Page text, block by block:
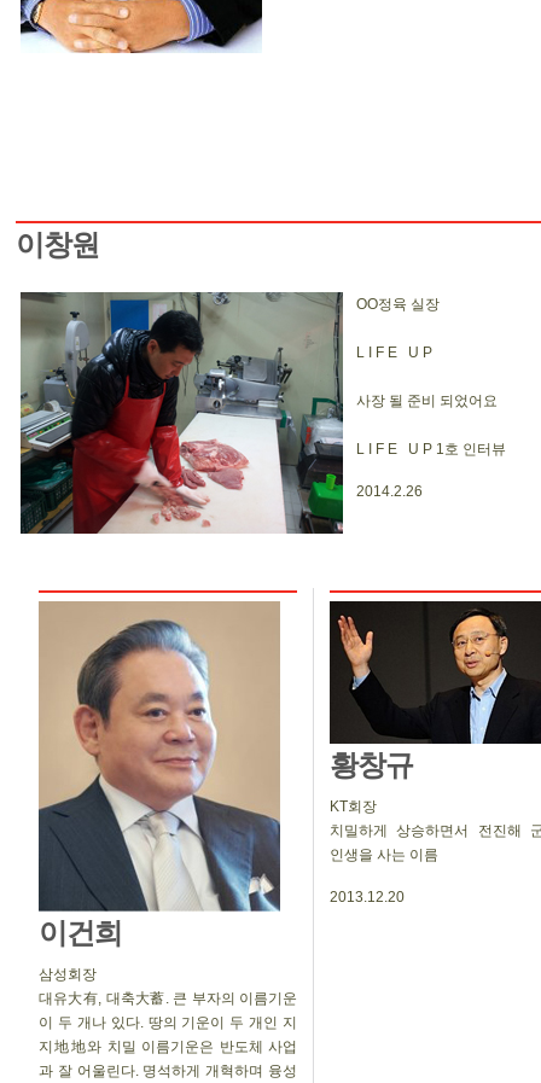
이창원
OO정육 실장
L I F E U P
사장 될 준비 되었어요
L I F E U P 1호 인터뷰
2014.2.26
이건희
삼성회장
대유大有, 대축大蓄. 큰 부자의 이름기운
이 두 개나 있다. 땅의 기운이 두 개인 지
지地地와 치밀 이름기운은 반도체 사업
과 잘 어울린다. 명석하게 개혁하며 융성
황창규
KT회장
치밀하게 상승하면서 전진해
인생을 사는 이름
2013.12.20